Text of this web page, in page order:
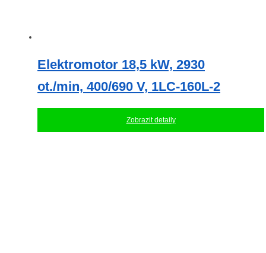
Elektromotor 18,5 kW, 2930
ot./min, 400/690 V, 1LC-160L-2
Zobrazit detaily